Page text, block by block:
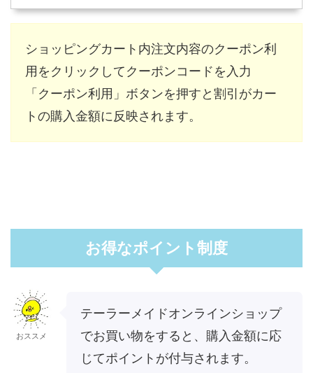
ショッピングカート内注文内容のクーポン利
用をクリックしてクーポンコードを入力
「クーポン利用」ボタンを押すと割引がカー
トの購入金額に反映されます。
お得なポイント制度
おススメ
テーラーメイドオンラインショップ
でお買い物をすると、購入金額に応
じてポイントが付与されます。